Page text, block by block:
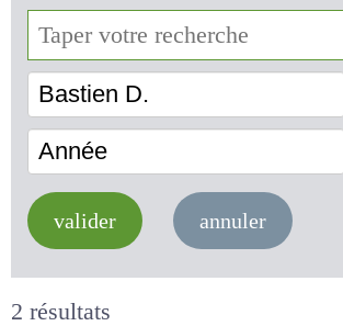
Bastien D.
valider annuler